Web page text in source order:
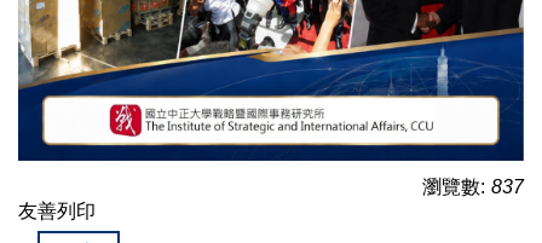
瀏覽數: 837
友善列印